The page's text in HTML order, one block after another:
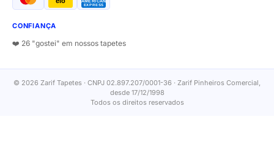
AMERICAN
EXPRESS
CONFIANÇA
❤️ 26 "gostei" em nossos tapetes
© 2026 Zarif Tapetes · CNPJ 02.897.207/0001-36 · Zarif Pinheiros Comercial,
desde 17/12/1998
Todos os direitos reservados